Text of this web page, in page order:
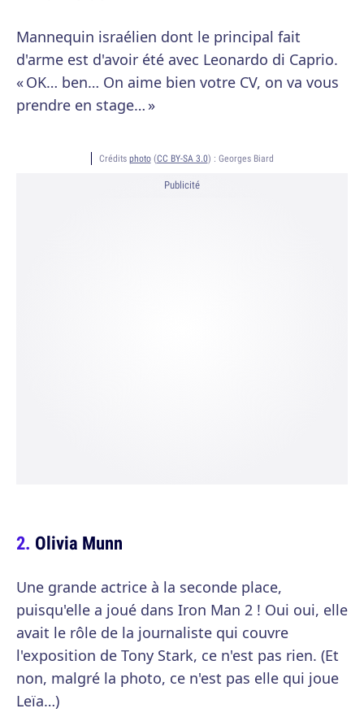
Mannequin israélien dont le principal fait
d'arme est d'avoir été avec Leonardo di Caprio.
« OK… ben… On aime bien votre CV, on va vous
prendre en stage… »
Crédits photo(CC BY-SA 3.0) : Georges Biard
Publicité
Olivia Munn
Une grande actrice à la seconde place,
puisqu'elle a joué dans Iron Man 2 ! Oui oui, elle
avait le rôle de la journaliste qui couvre
l'exposition de Tony Stark, ce n'est pas rien. (Et
non, malgré la photo, ce n'est pas elle qui joue
Leïa…)